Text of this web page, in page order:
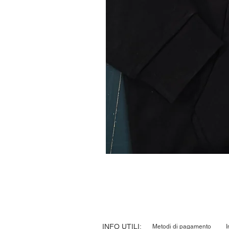
INFO UTILI: Metodi di pagamento